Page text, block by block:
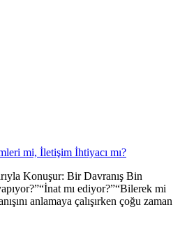
mi, İletişim İhtiyacı mı?
Konuşur: Bir Davranış Bin
mı ediyor?”“Bilerek mi
anlamaya çalışırken çoğu zaman